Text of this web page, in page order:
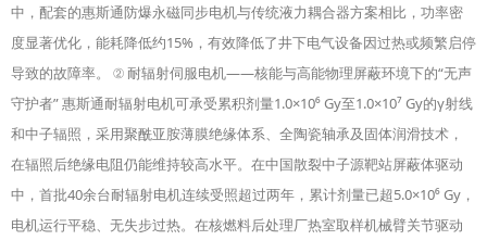
中，配套的惠斯通防爆永磁同步电机与传统液力耦合器方案相比，功率密
度显著优化，能耗降低约15%，有效降低了井下电气设备因过热或频繁启停
导致的故障率。 ② 耐辐射伺服电机——核能与高能物理屏蔽环境下的“无声
守护者” 惠斯通耐辐射电机可承受累积剂量1.0×10⁶ Gy至1.0×10⁷ Gy的γ射线
和中子辐照，采用聚酰亚胺薄膜绝缘体系、全陶瓷轴承及固体润滑技术，
在辐照后绝缘电阻仍能维持较高水平。在中国散裂中子源靶站屏蔽体驱动
中，首批40余台耐辐射电机连续受照超过两年，累计剂量已超5.0×10⁶ Gy，
电机运行平稳、无失步过热。在核燃料后处理厂热室取样机械臂关节驱动